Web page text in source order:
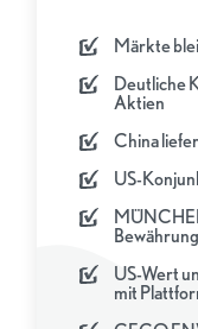
Märkte
Deutliche
Aktien
China
US-
US-Wert
mit